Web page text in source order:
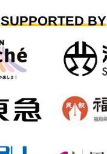
SUPPORTED BY